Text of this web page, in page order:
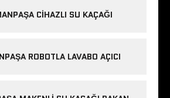
CIHAZLI SU KAÇAĞI
ROBOTLA LAVABO AÇICI